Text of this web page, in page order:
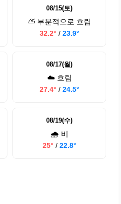
08/15(토)
⛅ 부분적으로 흐림
32.2° / 23.9°
08/17(월)
☁️ 흐림
27.4° / 24.5°
08/19(수)
🌧️ 비
25° / 22.8°